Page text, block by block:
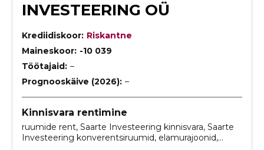
INVESTEERING OÜ
Krediidiskoor: Riskantne
Maineskoor: -10 039
Töötajaid: –
Prognooskäive (2026): –
Kinnisvara rentimine
ruumide rent, Saarte Investeering kinnisvara, Saarte
Investeering konverentsiruumid, elamurajoonid,